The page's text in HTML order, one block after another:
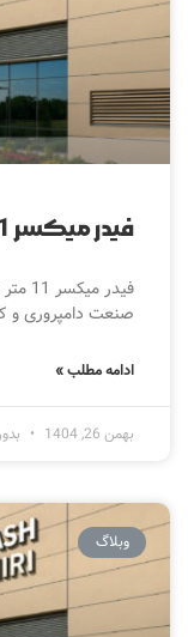
فیدر میکسر 11 متر مکعبی افقی ثابت
صنعت دامپروری و
ادامه مطلب »
بهمن 26, 1404
وبلاگ